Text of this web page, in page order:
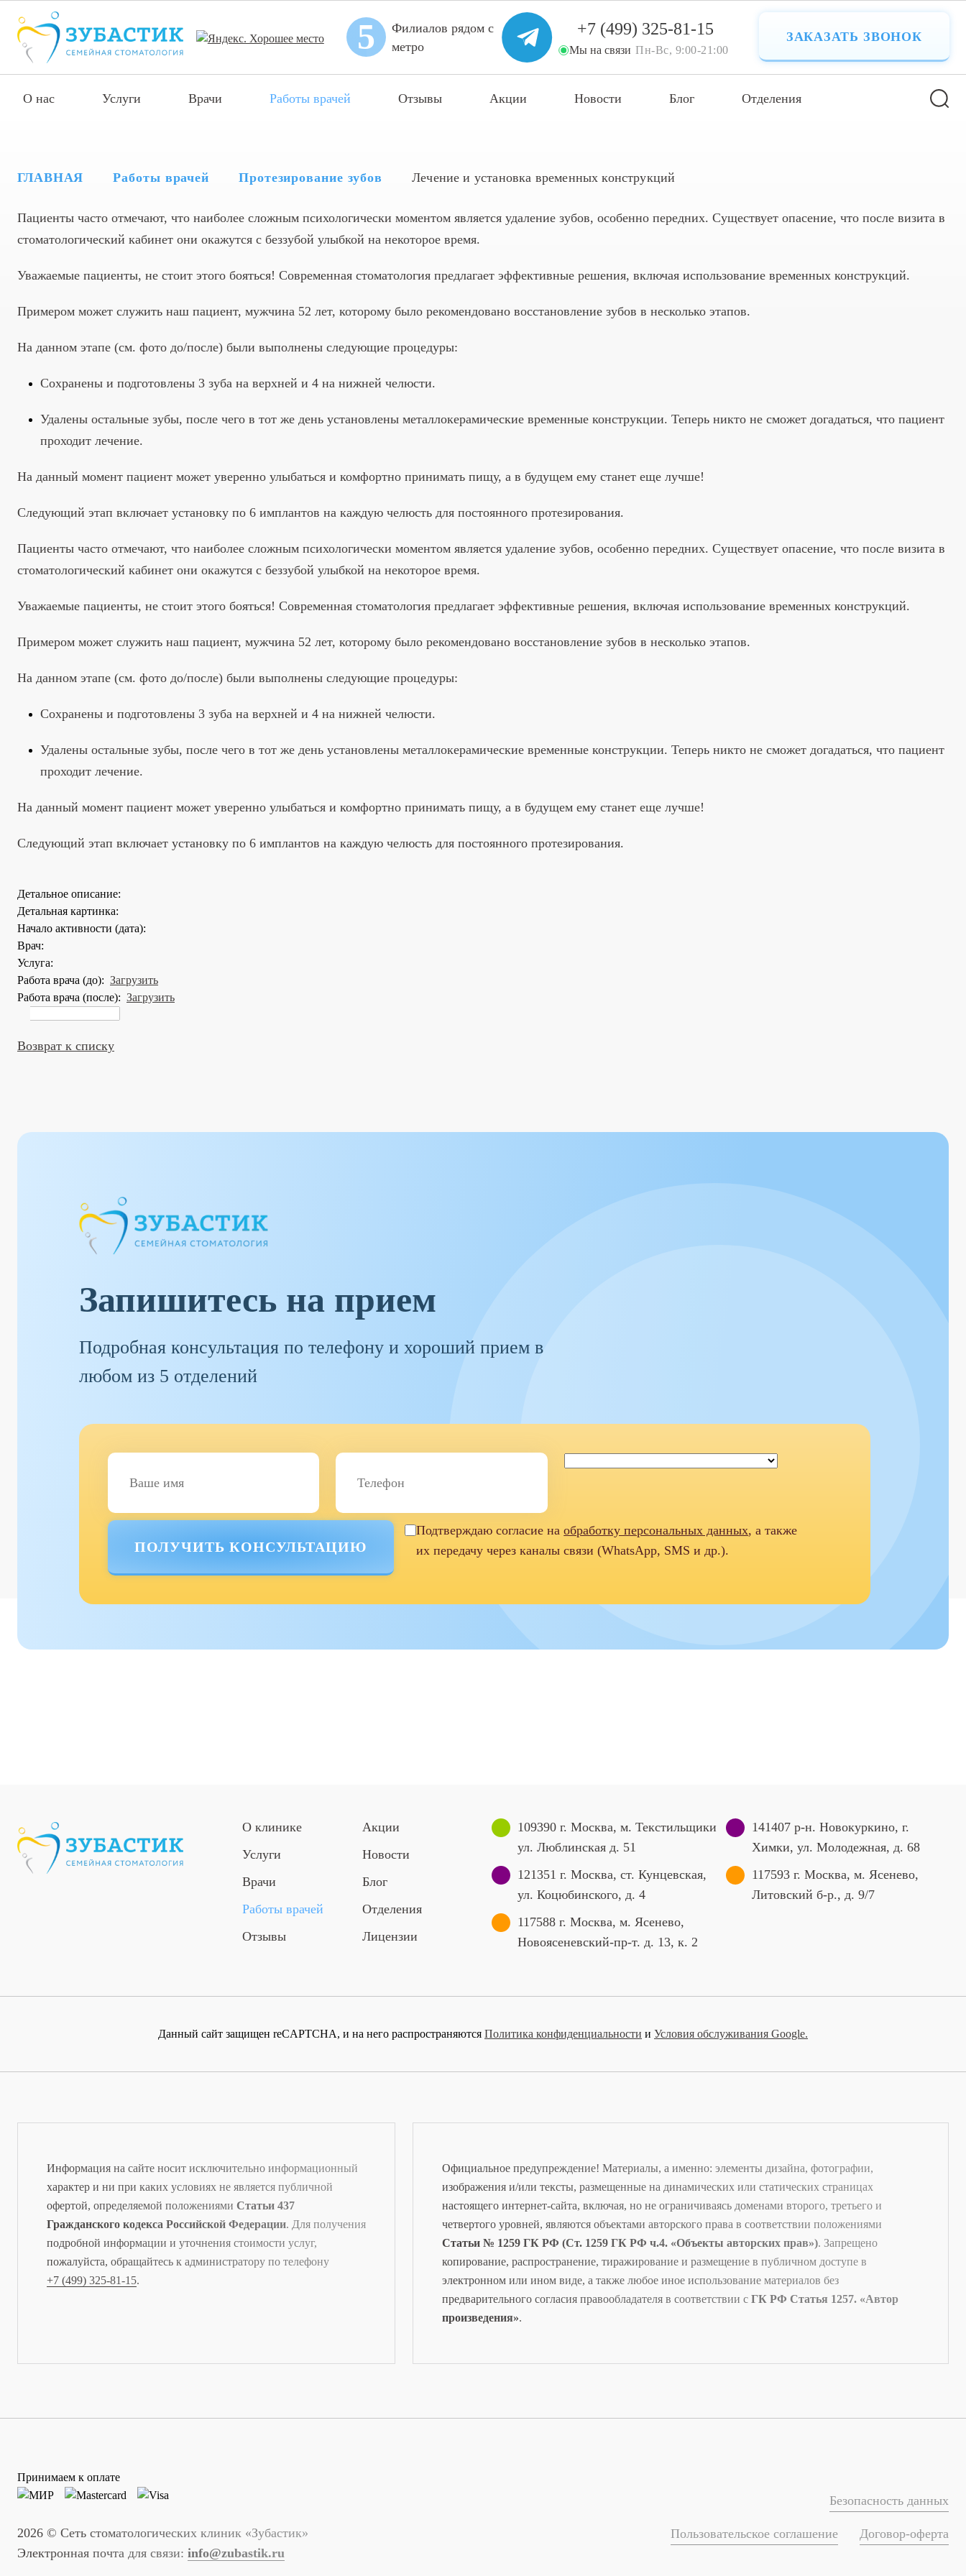
5
Филиалов рядом с
метро
+7 (499) 325-81-15
Мы на связи Пн-Вс, 9:00-21:00
ЗАКАЗАТЬ ЗВОНОК
О нас Услуги Врачи Работы врачей Отзывы Акции Новости Блог Отделения
ГЛАВНАЯ Работы врачей Протезирование зубов Лечение и установка временных конструкций
Пациенты часто отмечают, что наиболее сложным психологически моментом является удаление зубов, особенно передних. Существует опасение, что после визита в
стоматологический кабинет они окажутся с беззубой улыбкой на некоторое время.
Уважаемые пациенты, не стоит этого бояться! Современная стоматология предлагает эффективные решения, включая использование временных конструкций.
Примером может служить наш пациент, мужчина 52 лет, которому было рекомендовано восстановление зубов в несколько этапов.
На данном этапе (см. фото до/после) были выполнены следующие процедуры:
Сохранены и подготовлены 3 зуба на верхней и 4 на нижней челюсти.
Удалены остальные зубы, после чего в тот же день установлены металлокерамические временные конструкции. Теперь никто не сможет догадаться, что пациент
проходит лечение.
На данный момент пациент может уверенно улыбаться и комфортно принимать пищу, а в будущем ему станет еще лучше!
Следующий этап включает установку по 6 имплантов на каждую челюсть для постоянного протезирования.
Пациенты часто отмечают, что наиболее сложным психологически моментом является удаление зубов, особенно передних. Существует опасение, что после визита в
стоматологический кабинет они окажутся с беззубой улыбкой на некоторое время.
Уважаемые пациенты, не стоит этого бояться! Современная стоматология предлагает эффективные решения, включая использование временных конструкций.
Примером может служить наш пациент, мужчина 52 лет, которому было рекомендовано восстановление зубов в несколько этапов.
На данном этапе (см. фото до/после) были выполнены следующие процедуры:
Сохранены и подготовлены 3 зуба на верхней и 4 на нижней челюсти.
Удалены остальные зубы, после чего в тот же день установлены металлокерамические временные конструкции. Теперь никто не сможет догадаться, что пациент
проходит лечение.
На данный момент пациент может уверенно улыбаться и комфортно принимать пищу, а в будущем ему станет еще лучше!
Следующий этап включает установку по 6 имплантов на каждую челюсть для постоянного протезирования.
Детальное описание:
Детальная картинка:
Начало активности (дата):
Врач:
Услуга:
Работа врача (до): Загрузить
Работа врача (после): Загрузить
Возврат к списку
Запишитесь на прием
Подробная консультация по телефону и хороший прием в
любом из 5 отделений
Подтверждаю согласие наобработку персональных данных, а также
их передачу через каналы связи (WhatsApp, SMS и др.).
О клинике
Акции
Услуги
Новости
Врачи
Блог
Работы врачей
Отделения
Отзывы
Лицензии
109390 г. Москва, м. Текстильщики
ул. Люблинская д. 51
141407 р-н. Новокуркино, г.
Химки, ул. Молодежная, д. 68
121351 г. Москва, ст. Кунцевская,
ул. Коцюбинского, д. 4
117593 г. Москва, м. Ясенево,
Литовский б-р., д. 9/7
117588 г. Москва, м. Ясенево,
Новоясеневский‑пр‑т. д. 13, к. 2
Данный сайт защищен reCAPTCHA, и на него распространяются Политика конфиденциальности и Условия обслуживания Google.
Информация на сайте носит исключительно информационный
характер и ни при каких условиях не является публичной
офертой, определяемой положениями Статьи 437
Гражданского кодекса Российской Федерации. Для получения
подробной информации и уточнения стоимости услуг,
пожалуйста, обращайтесь к администратору по телефону
+7 (499) 325-81-15.
Официальное предупреждение! Материалы, а именно: элементы дизайна, фотографии,
изображения и/или тексты, размещенные на динамических или статических страницах
настоящего интернет-сайта, включая, но не ограничиваясь доменами второго, третьего и
четвертого уровней, являются объектами авторского права в соответствии положениями
Статьи № 1259 ГК РФ (Ст. 1259 ГК РФ ч.4. «Объекты авторских прав»). Запрещено
копирование, распространение, тиражирование и размещение в публичном доступе в
электронном или ином виде, а также любое иное использование материалов без
предварительного согласия правообладателя в соответствии с ГК РФ Статья 1257. «Автор
произведения».
Принимаем к оплате
2026 © Сеть стоматологических клиник «Зубастик»
Электронная почта для связи: info@zubastik.ru
Безопасность данных
Пользовательское соглашение Договор-оферта